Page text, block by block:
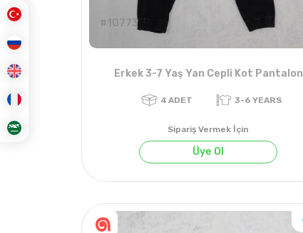
#10773
Erkek 3-7 Yaş Yan Cepli Kot Pantalon
Sipariş Vermek İçin
Üye Ol